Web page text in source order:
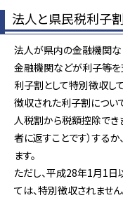
法人と県民税利子割
法人が県内の金融機関な
金融機関などが利子等を
利子割として特別徴収し
徴収された利子割につい
人税割から税額控除でき
者に返すことです）する
ます。
ただし、平成28年1月1
ては、特別徴収されませ